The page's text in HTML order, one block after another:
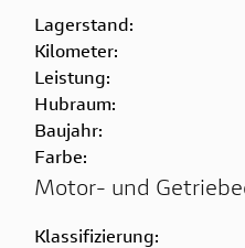
Lagerstand:
Kilometer:
Leistung:
Hubraum:
Baujahr:
Farbe:
Motor- und
Klassifizierung: